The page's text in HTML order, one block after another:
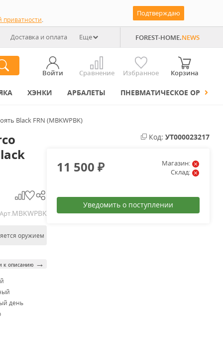
приватности.
Подтверждаю
Доставка и оплата Еще FOREST-HOME.NEWS
Войти Сравнение Избранное Корзина
ХЭНКИ АРБАЛЕТЫ ПНЕВМАТИЧЕСКОЕ ОРУЖИЕ
Black FRN (MBKWPBK)
Арт.MBKWPBK
оружием
к описанию →
день
Код: УТ000023217
11 500₽
Магазин:
Склад:
Уведомить о поступлении